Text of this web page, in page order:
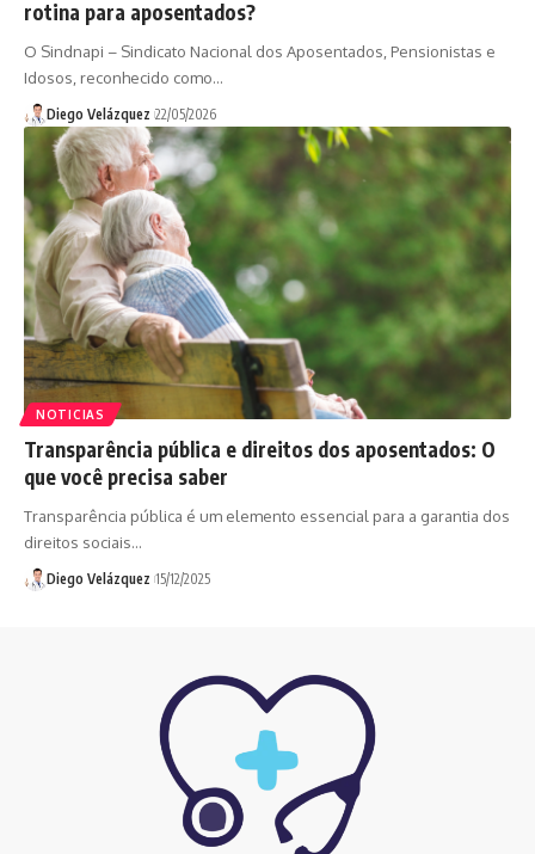
rotina para aposentados?
O Sindnapi – Sindicato Nacional dos Aposentados, Pensionistas e
Idosos, reconhecido como…
Diego Velázquez 22/05/2026
NOTICIAS
Transparência pública e direitos dos aposentados: O
que você precisa saber
Transparência pública é um elemento essencial para a garantia dos
direitos sociais…
Diego Velázquez 15/12/2025